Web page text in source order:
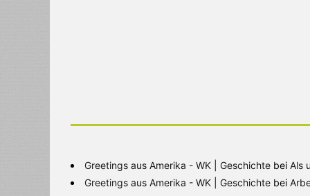
Greetings aus Amerika - WK | Geschichte bei Als
Greetings aus Amerika - WK | Geschichte bei